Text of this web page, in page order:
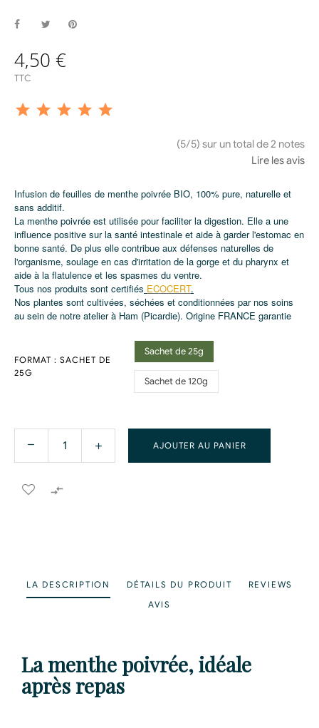
4,50 €
TTC
(5/5) sur un total de 2 notes
Lire les avis
Infusion de feuilles de menthe poivrée BIO, 100% pure, naturelle et
sans additif.
La menthe poivrée est utilisée pour faciliter la digestion. Elle a une
influence positive sur la santé intestinale et aide à garder l'estomac en
bonne santé. De plus elle contribue aux défenses naturelles de
l'organisme, soulage en cas d'irritation de la gorge et du pharynx et
aide à la flatulence et les spasmes du ventre.
Tous nos produits sont certifiés ECOCERT.
Nos plantes sont cultivées, séchées et conditionnées par nos soins
au sein de notre atelier à Ham (Picardie). Origine FRANCE garantie
FORMAT : SACHET DE
25G
Sachet de 25g
Sachet de 120g
AJOUTER AU PANIER

LA DESCRIPTION DÉTAILS DU PRODUIT
REVIEWS
AVIS
La menthe poivrée, idéale
après repas